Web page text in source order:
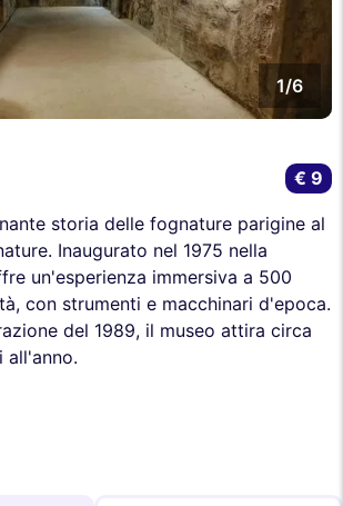
1/6
storia delle fognature parigine al
Inaugurato nel 1975 nella
un'esperienza immersiva a 500
con strumenti e macchinari d'epoca.
del 1989, il museo attira circa
all'anno.
€ 9